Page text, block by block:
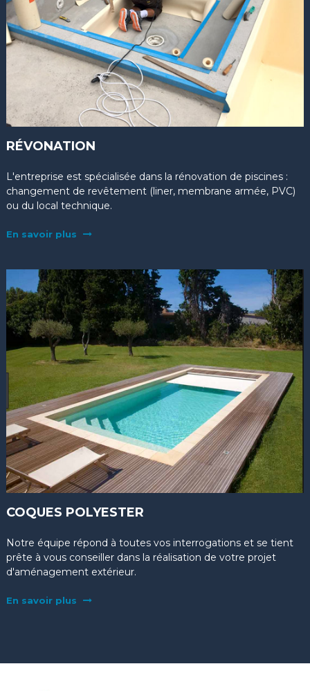
RÉVONATION
L'entreprise est spécialisée dans la rénovation de piscines :
changement de revêtement (liner, membrane armée, PVC)
ou du local technique.
En savoir plus
COQUES POLYESTER
Notre équipe répond à toutes vos interrogations et se tient
prête à vous conseiller dans la réalisation de votre projet
d'aménagement extérieur.
En savoir plus